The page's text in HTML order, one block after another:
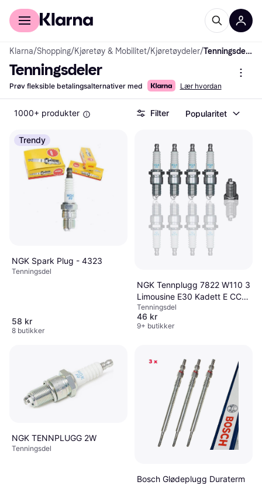
For kunder
Klarna/Shopping/Kjøretøy & Mobilitet/Kjøretøydeler/ Tenningsdeler
Tenningsdeler
Prøv fleksible betalingsalternativer med Lær hvordan
1000+ produkter Filter Popularitet
Trendy
NGK Spark Plug - 4323
Tenningsdel
58 kr
8 butikker
NGK Tennplugg 7822 W110 3
Limousine E30 Kadett E CC
T85 Vectra A Limousine J89
Corsa A CC S83
Tenningsdel
46 kr
9+ butikker
NGK TENNPLUGG 2W
Tenningsdel
Bosch Glødeplugg Duraterm